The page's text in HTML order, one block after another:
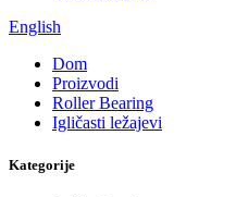
English
Dom
Proizvodi
Roller Bearing
Igličasti ležajevi
Kategorije